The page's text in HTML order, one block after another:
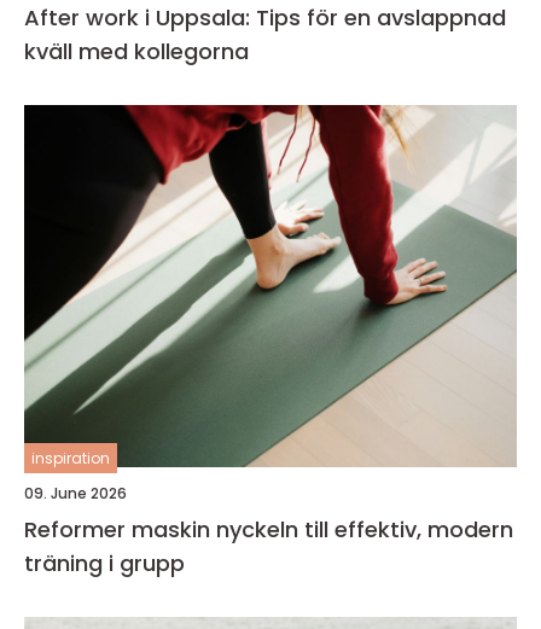
After work i Uppsala: Tips för en avslappnad
kväll med kollegorna
inspiration
09. June 2026
Reformer maskin nyckeln till effektiv, modern
träning i grupp